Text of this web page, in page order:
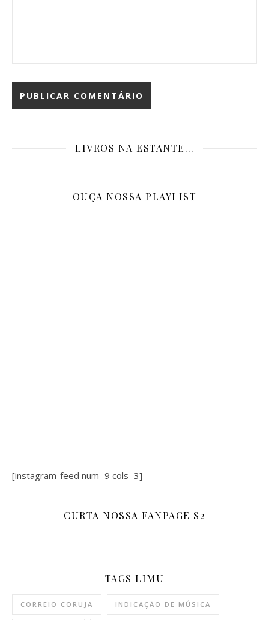
LIVROS NA ESTANTE…
OUÇA NOSSA PLAYLIST
[instagram-feed num=9 cols=3]
CURTA NOSSA FANPAGE S2
TAGS LIMU
CORREIO CORUJA INDICAÇÃO DE MÚSICA